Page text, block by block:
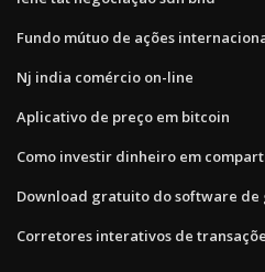
Fundo mútuo de ações
Nj india comércio on-line
Aplicativo de preço em bitcoin
Como investir dinheiro em
Download gratuito do software de
Corretores interativos de